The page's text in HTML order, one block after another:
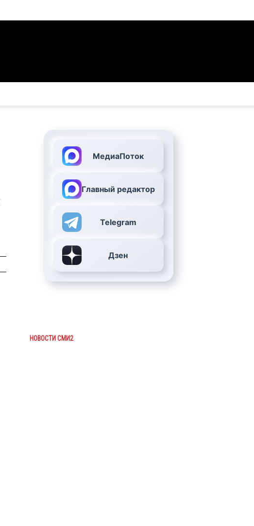
МедиаПоток
Главный редактор
Telegram
Дзен
НОВОСТИ СМИ2